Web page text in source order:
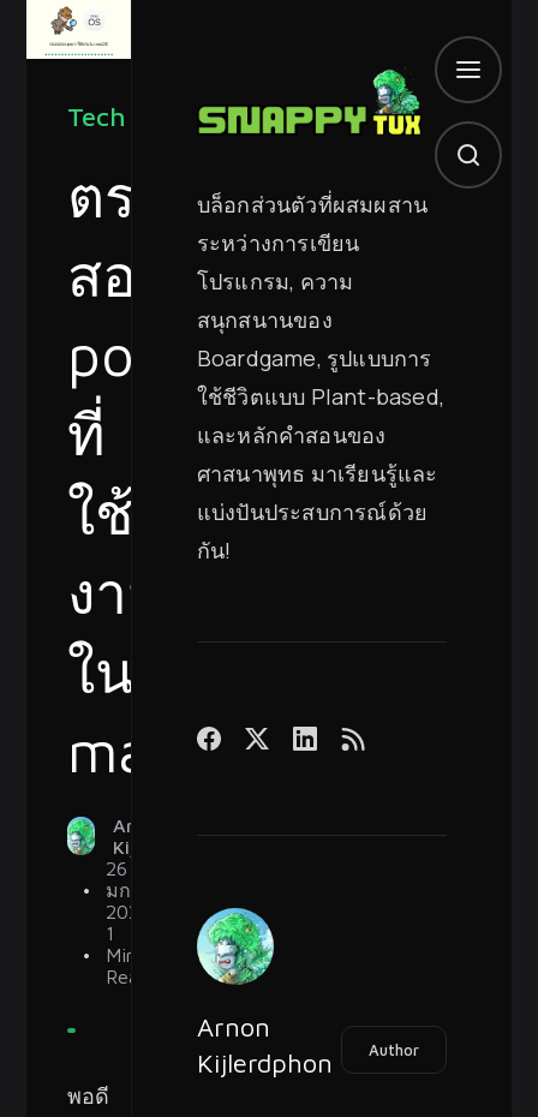
Tech
ตรวจ
สอบ
port
ที่
ใช้
งาน
ใน
macOS
Arnon
Kijlerdphon
26
มกราคม
2022
1
Min
Read
พอดี
บล็อกส่วนตัวที่ผสมผสาน
ระหว่างการเขียน
โปรแกรม, ความ
สนุกสนานของ
Boardgame, รูปแบบการ
ใช้ชีวิตแบบ Plant-based,
และหลักคำสอนของ
ศาสนาพุทธ มาเรียนรู้และ
แบ่งปันประสบการณ์ด้วย
กัน!
Arnon
Kijlerdphon
Author